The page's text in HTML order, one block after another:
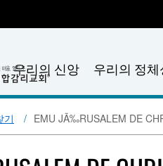
우리의 신앙 우리의 정체
기 EMU JÃ‰RUSALEM DE